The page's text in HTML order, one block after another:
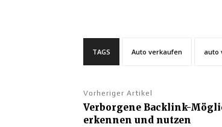
TAGS Auto verkaufen auto
Vorheriger Artikel
Verborgene Backlink-
erkennen und nutzen